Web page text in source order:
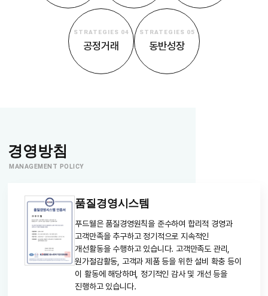
STRATEGIES 04
공정거래
STRATEGIES 05
동반성장
경영방침
MANAGEMENT POLICY
품질경영시스템
푸드웰은 품질경영원칙을 준수하여 합리적 경영과
고객만족을 추구하고 정기적으로 지속적인
개선활동을 수행하고 있습니다. 고객만족도 관리,
원가절감활동, 고객과 제품 등을 위한 설비 확충 등이
이 활동에 해당하며, 정기적인 감사 및 개선 등을
진행하고 있습니다.